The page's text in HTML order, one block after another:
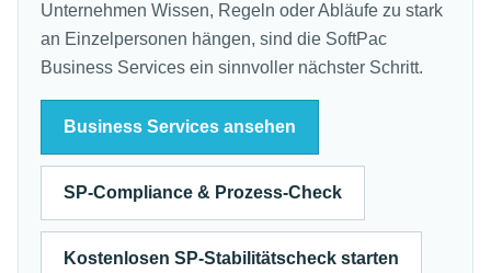
Unternehmen Wissen, Regeln oder Abläufe zu stark
an Einzelpersonen hängen, sind die SoftPac
Business Services ein sinnvoller nächster Schritt.
Business Services ansehen
SP-Compliance & Prozess-Check
Kostenlosen SP-Stabilitätscheck starten